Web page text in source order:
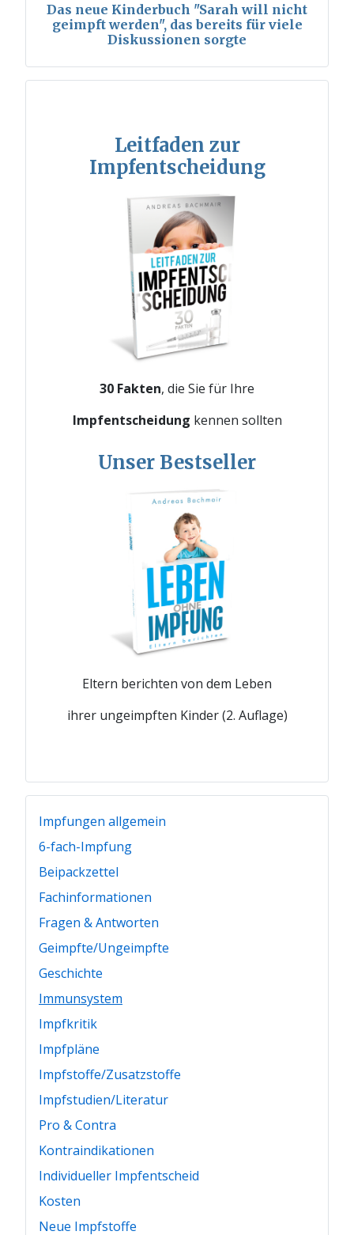
Das neue Kinderbuch "Sarah will nicht
geimpft werden", das bereits für viele
Diskussionen sorgte
Leitfaden zur
Impfentscheidung
30 Fakten, die Sie für Ihre
Impfentscheidung kennen sollten
Unser Bestseller
Eltern berichten von dem Leben
ihrer ungeimpften Kinder (2. Auflage)
Impfungen allgemein
6-fach-Impfung
Beipackzettel
Fachinformationen
Fragen & Antworten
Geimpfte/Ungeimpfte
Geschichte
Immunsystem
Impfkritik
Impfpläne
Impfstoffe/Zusatzstoffe
Impfstudien/Literatur
Pro & Contra
Kontraindikationen
Individueller Impfentscheid
Kosten
Neue Impfstoffe